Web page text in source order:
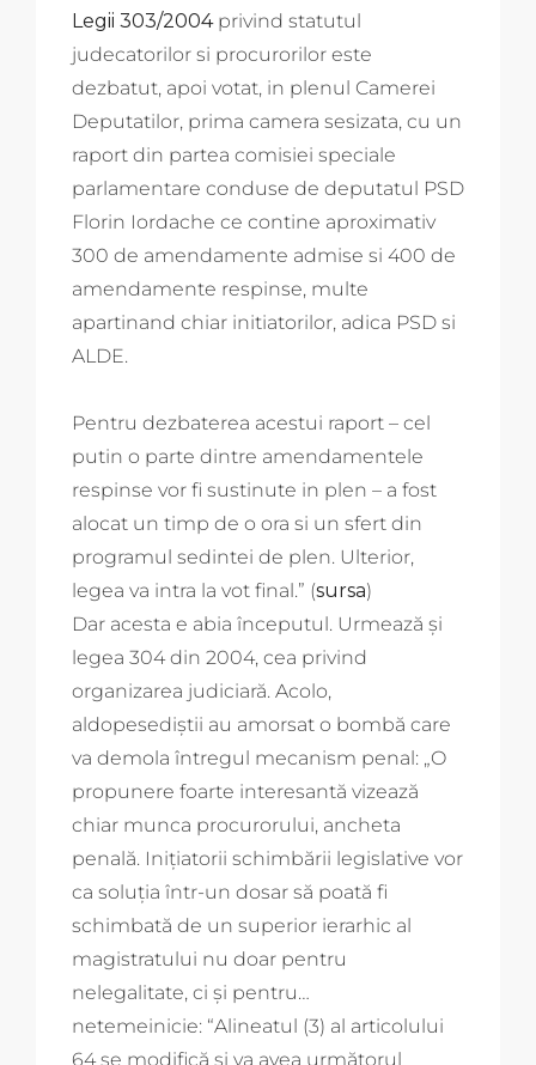
Legii 303/2004privind statutul
judecatorilor si procurorilor este
dezbatut, apoi votat, in plenul Camerei
Deputatilor, prima camera sesizata, cu un
raport din partea comisiei speciale
parlamentare conduse de deputatul PSD
Florin Iordache ce contine aproximativ
300 de amendamente admise si 400 de
amendamente respinse, multe
apartinand chiar initiatorilor, adica PSD si
ALDE.
Pentru dezbaterea acestui raport – cel
putin o parte dintre amendamentele
respinse vor fi sustinute in plen – a fost
alocat un timp de o ora si un sfert din
programul sedintei de plen. Ulterior,
legea va intra la vot final.” (sursa)
Dar acesta e abia începutul. Urmează și
legea 304 din 2004, cea privind
organizarea judiciară. Acolo,
aldopesediștii au amorsat o bombă care
va demola întregul mecanism penal: „O
propunere foarte interesantă vizează
chiar munca procurorului, ancheta
penală. Inițiatorii schimbării legislative vor
ca soluția într-un dosar să poată fi
schimbată de un superior ierarhic al
magistratului nu doar pentru
nelegalitate, ci și pentru…
netemeinicie: “Alineatul (3) al articolului
64 se modifică și va avea următorul